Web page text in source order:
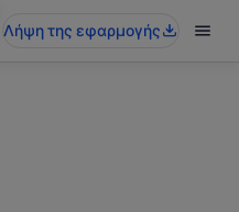
Λήψη της εφαρμογής